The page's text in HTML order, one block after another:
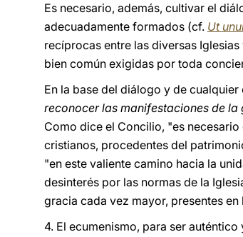
Es necesario, además, cultivar el
adecuadamente formados (cf. Ut
recíprocas entre las diversas
bien común exigidas por toda
En la base del diálogo y de
reconocer las manifestaciones de la
Como dice el Concilio, "es
cristianos, procedentes del
"en este valiente camino hacia la
desinterés por las normas de la
gracia cada vez mayor, presentes
4. El ecumenismo, para ser